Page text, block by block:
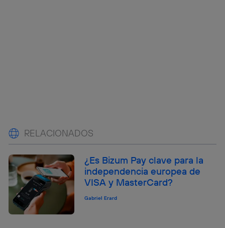
RELACIONADOS
¿Es Bizum Pay clave para la
independencia europea de
VISA y MasterCard?
Gabriel Erard